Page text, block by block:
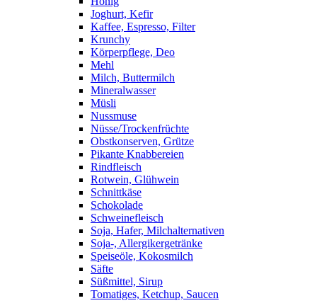
Joghurt, Kefir
Kaffee, Espresso, Filter
Krunchy
Körperpflege, Deo
Mehl
Milch, Buttermilch
Mineralwasser
Müsli
Nussmuse
Nüsse/Trockenfrüchte
Obstkonserven, Grütze
Pikante Knabbereien
Rindfleisch
Rotwein, Glühwein
Schnittkäse
Schokolade
Schweinefleisch
Soja, Hafer, Milchalternativen
Soja-, Allergikergetränke
Speiseöle, Kokosmilch
Säfte
Süßmittel, Sirup
Tomatiges, Ketchup, Saucen